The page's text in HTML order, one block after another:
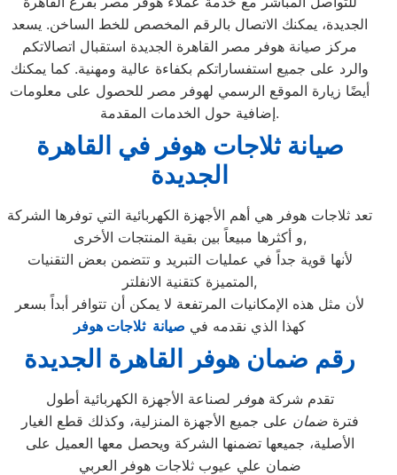
الجديدة، يمكنك الاتصال بالرقم المخصص للخط الساخن. يسعد
مركز صيانة هوفر مصر القاهرة الجديدة استقبال اتصالاتكم
والرد على جميع استفساراتكم بكفاءة عالية ومهنية. كما يمكنك
أيضًا زيارة الموقع الرسمي لهوفر مصر للحصول على معلومات
إضافية حول الخدمات المقدمة.
صيانة ثلاجات هوفر في القاهرة
الجديدة
تعد ثلاجات هوفر هي أهم الأجهزة الكهربائية التي توفرها الشركة
و أكثرها مبيعاً بين بقية المنتجات الأخرى,
لأنها قوية جداً في عمليات التبريد و تتضمن بعض التقنيات
المتميزة كتقنية الانفلتر,
لأن مثل هذه الإمكانيات المرتفعة لا يمكن أن تتوافر أبداً بسعر
كهذا الذي نقدمه في صيانة ثلاجات هوفر
رقم ضمان هوفر القاهرة الجديدة
تقدم شركةهوفر لصناعة الأجهزة الكهربائية أطول
فترةضمان على جميع الأجهزة المنزلية، وكذلك قطع الغيار
الأصلية، جميعها تضمنها الشركة ويحصل معها العميل على
ضمان علي عيوب ثلاجات هوفر العربي